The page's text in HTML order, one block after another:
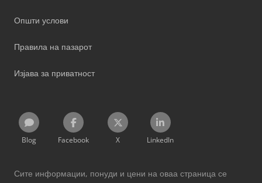
Општи услови
Правила на пазарот
Изјава за приватност
Blog Facebook X LinkedIn
Сите информации, понуди и цени на оваа страница се